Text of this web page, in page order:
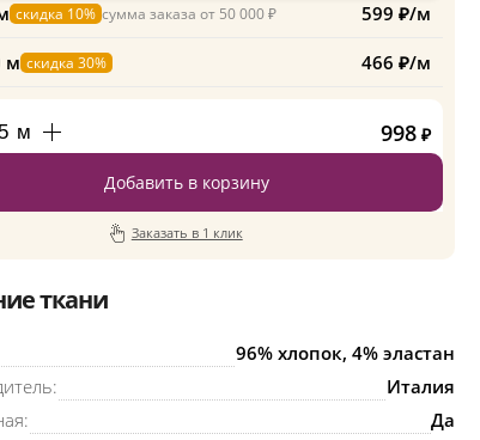
скидка 10% сумма заказа от 50 000 ₽ 599 ₽/м
м скидка 30% 466 ₽/м
м 998 ₽
Добавить в корзину
Заказать в 1 клик
ткани
96% хлопок, 4% эластан
Италия
Да